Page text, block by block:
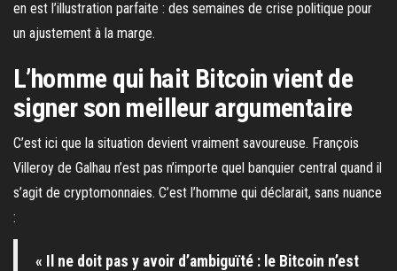
en est l’illustration parfaite : des semaines de crise politique pour
un ajustement à la marge.
L’homme qui hait Bitcoin vient de
signer son meilleur argumentaire
C’est ici que la situation devient vraiment savoureuse. François
Villeroy de Galhau n’est pas n’importe quel banquier central quand il
s’agit de cryptomonnaies. C’est l’homme qui déclarait, sans nuance
:
« Il ne doit pas y avoir d’ambiguïté : le Bitcoin n’est